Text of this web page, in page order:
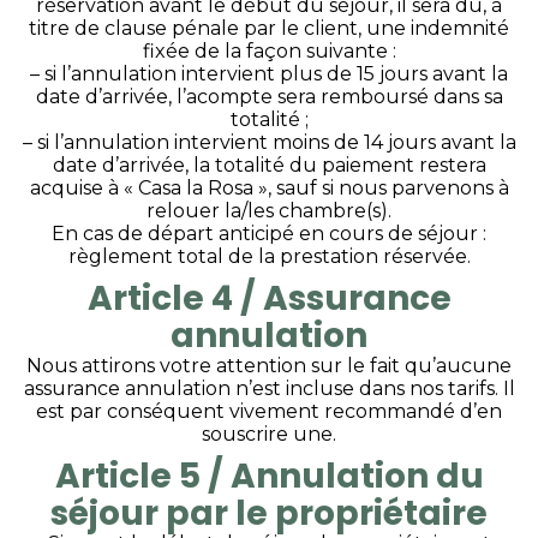
réservation avant le début du séjour, il sera dû, à
titre de clause pénale par le client, une indemnité
fixée de la façon suivante :
– si l’annulation intervient plus de 15 jours avant la
date d’arrivée, l’acompte sera remboursé dans sa
totalité ;
– si l’annulation intervient moins de 14 jours avant la
date d’arrivée, la totalité du paiement restera
acquise à « Casa la Rosa », sauf si nous parvenons à
relouer la/les chambre(s).
En cas de départ anticipé en cours de séjour :
règlement total de la prestation réservée.
Article 4 / Assurance
annulation
Nous attirons votre attention sur le fait qu’aucune
assurance annulation n’est incluse dans nos tarifs. Il
est par conséquent vivement recommandé d’en
souscrire une.
Article 5 / Annulation du
séjour par le propriétaire